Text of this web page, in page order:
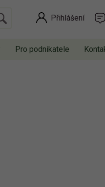
Přihlášení
Pro podnikatele